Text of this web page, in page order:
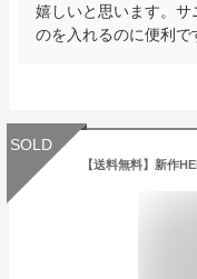
嬉しいと思います。サ
のを入れるのに便利で
SOLD